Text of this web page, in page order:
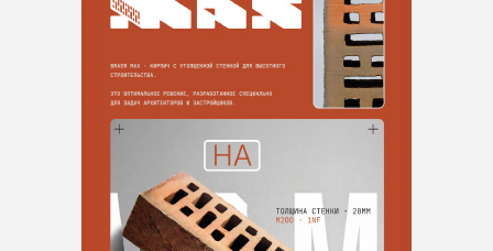
Новинка
Производитель
Фасовка